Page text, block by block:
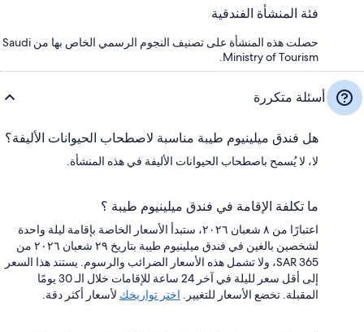
فئة المنشأة الفندقية
حصلت هذه المنشأة على تصنيف النجوم الرسمي الخاص بها من Saudi
Ministry of Tourism.
أسئلة متكررة
هل فندق ميلينيوم طيبة مناسبة لاصطحاب الحيوانات الأليفة؟
لا، لا يُسمح باصطحاب الحيوانات الأليفة في هذه المنشأة.
ما تكلفة الإقامة في فندق ميلينيوم طيبة ؟
اعتبارًا من ٨ شعبان ٢٠٢٦، ستبدأ الأسعار الخاصة بإقامة ليلة واحدة
لشخصين بالغين في فندق ميلينيوم طيبة بتاريخ ٢٩ شعبان ٢٠٢٦ من
SAR 365، ولا تشمل هذه الأسعار الضرائب والرسوم. يستند هذا السعر
إلى أقل سعر لليلة في آخر 24 ساعة للإقامات خلال الـ 30 يومًا
المقبلة. تخضع الأسعار للتغيير. اختر تواريخك لأسعار أكثر دقة.